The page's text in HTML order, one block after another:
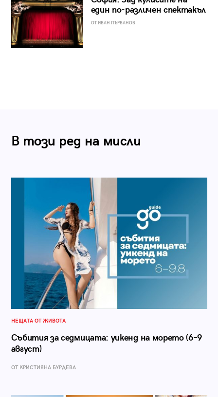
един по-различен спектакъл
ОТ ИВАН ПЪРВАНОВ
В този ред на мисли
НЕЩАТА ОТ ЖИВОТА
Събития за седмицата: уикенд на морето (6–9
август)
ОТ КРИСТИЯНА БУРДЕВА